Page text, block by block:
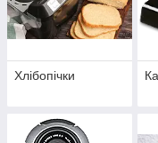
Хлібопічки